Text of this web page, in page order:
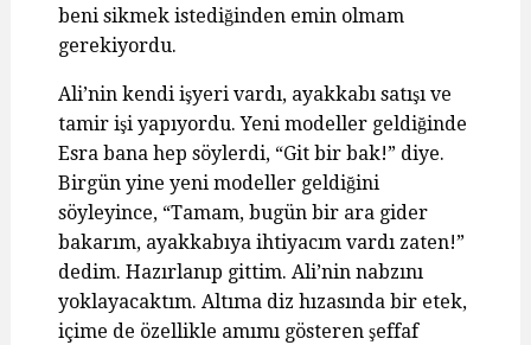
beni sikmek istediğinden emin olmam
gerekiyordu.
Ali’nin kendi işyeri vardı, ayakkabı satışı ve
tamir işi yapıyordu. Yeni modeller geldiğinde
Esra bana hep söylerdi, “Git bir bak!” diye.
Birgün yine yeni modeller geldiğini
söyleyince, “Tamam, bugün bir ara gider
bakarım, ayakkabıya ihtiyacım vardı zaten!”
dedim. Hazırlanıp gittim. Ali’nin nabzını
yoklayacaktım. Altıma diz hızasında bir etek,
içime de özellikle amımı gösteren şeffaf